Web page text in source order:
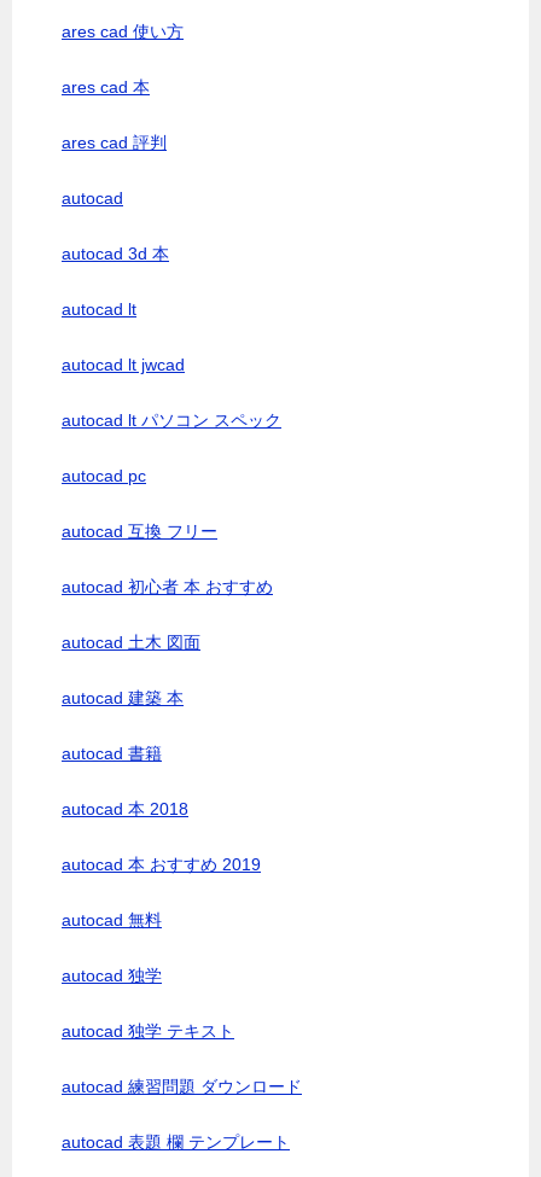
ares cad 使い方
ares cad 本
ares cad 評判
autocad
autocad 3d 本
autocad lt
autocad lt jwcad
autocad lt パソコン スペック
autocad pc
autocad 互換 フリー
autocad 初心者 本 おすすめ
autocad 土木 図面
autocad 建築 本
autocad 書籍
autocad 本 2018
autocad 本 おすすめ 2019
autocad 無料
autocad 独学
autocad 独学 テキスト
autocad 練習問題 ダウンロード
autocad 表題 欄 テンプレート